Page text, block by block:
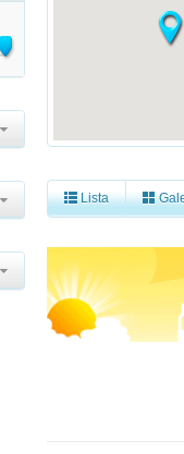
Lista